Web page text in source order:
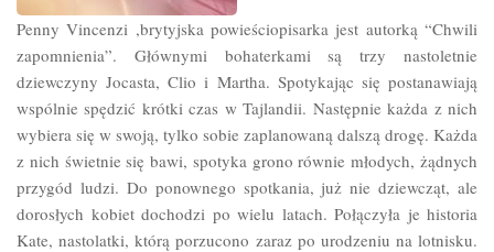
Penny Vincenzi ,brytyjska powieściopisarka jest autorką “Chwili
zapomnienia”. Głównymi bohaterkami są trzy nastoletnie
dziewczyny Jocasta, Clio i Martha. Spotykając się postanawiają
wspólnie spędzić krótki czas w Tajlandii. Następnie każda z nich
wybiera się w swoją, tylko sobie zaplanowaną dalszą drogę. Każda
z nich świetnie się bawi, spotyka grono równie młodych, żądnych
przygód ludzi. Do ponownego spotkania, już nie dziewcząt, ale
dorosłych kobiet dochodzi po wielu latach. Połączyła je historia
Kate, nastolatki, którą porzucono zaraz po urodzeniu na lotnisku.